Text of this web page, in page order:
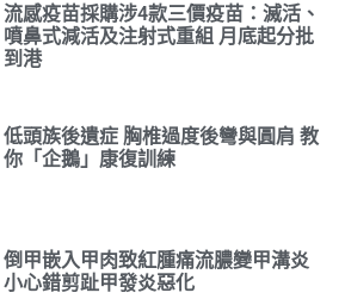
流感疫苗採購涉4款三價疫苗：滅活、
噴鼻式減活及注射式重組 月底起分批
到港
低頭族後遺症 胸椎過度後彎與圓肩 教
你「企鵝」康復訓練
倒甲嵌入甲肉致紅腫痛流膿變甲溝炎
小心錯剪趾甲發炎惡化